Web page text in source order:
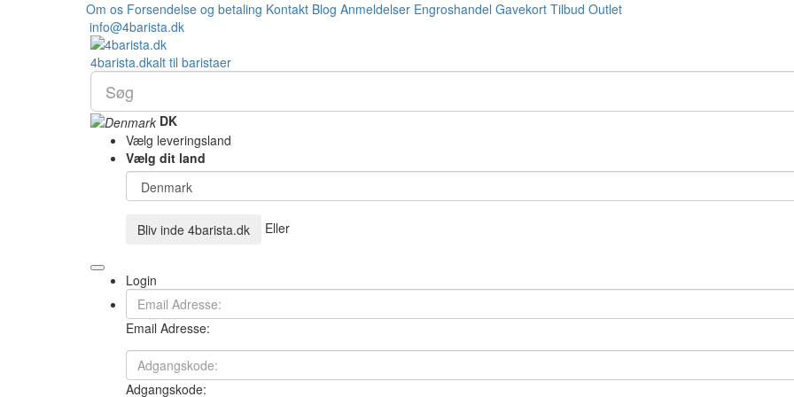
Om os Forsendelse og betaling Kontakt Blog Anmeldelser Engroshandel Gavekort Tilbud Outlet
info@4barista.dk
4barista.dkalt til baristaer
DK
Vælg leveringsland
Vælg dit land
Bliv inde 4barista.dk Eller
Login
Email Adresse:
Adgangskode: